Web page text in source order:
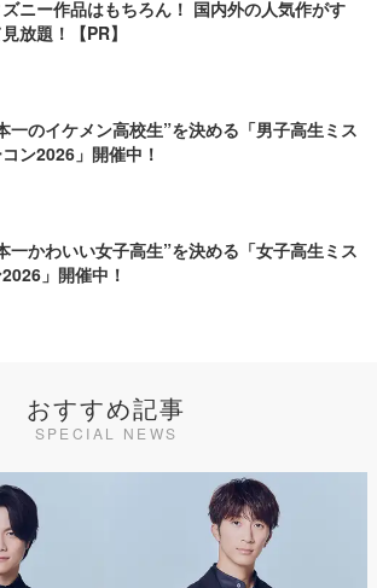
ニー作品はもちろん！ 国内外の人気作がす
放題！【PR】
一のイケメン高校生”を決める「男子高生ミス
ン2026」開催中！
一かわいい女子高生”を決める「女子高生ミス
」開催中！
おすすめ記事
SPECIAL NEWS